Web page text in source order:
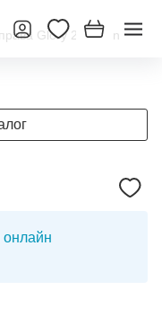
Glory 217 Gun
онлайн